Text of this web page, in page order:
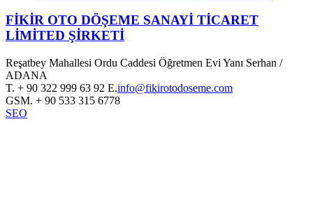
FİKİR OTO DÖŞEME SANAYİ TİCARET
LİMİTED ŞİRKETİ
Reşatbey Mahallesi Ordu Caddesi Öğretmen Evi Yanı Serhan /
ADANA
T. + 90 322 999 63 92 E.info@fikirotodoseme.com
GSM. + 90 533 315 6778
SEO